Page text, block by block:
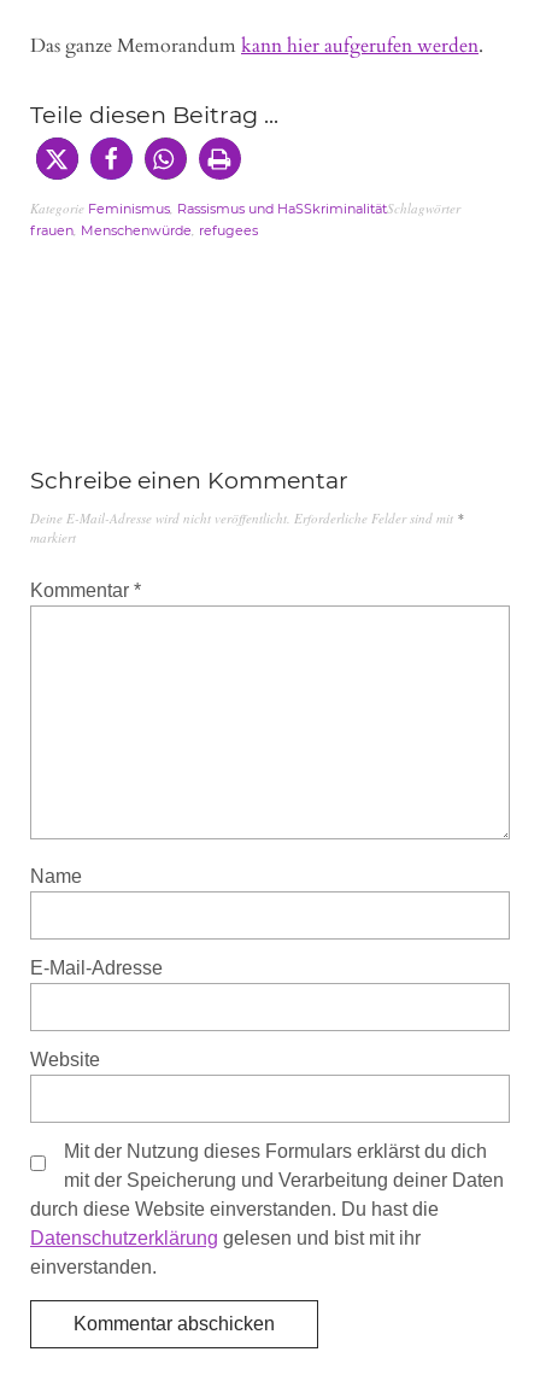
Das ganze Memorandumkann hier aufgerufen werden.
Teile diesen Beitrag ...
Kategorie Feminismus Rassismus und HaSSkriminalitätSchlagwörter
frauen Menschenwürde refugees
Schreibe einen Kommentar
Deine E-Mail-Adresse wird nicht veröffentlicht. Erforderliche Felder sind mit *
markiert
Kommentar *
Name
E-Mail-Adresse
Website
Mit der Nutzung dieses Formulars erklärst du dich
mit der Speicherung und Verarbeitung deiner Daten
durch diese Website einverstanden. Du hast die
Datenschutzerklärung gelesen und bist mit ihr
einverstanden.